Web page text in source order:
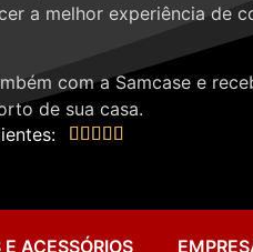
a melhor experiência de
com a Samcase e
de sua casa.
    
ACESSÓRIOS